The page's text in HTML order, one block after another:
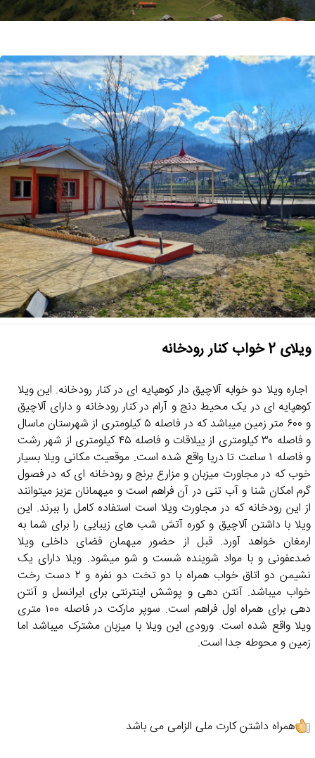
ویلای 2 خواب کنار رودخانه
اجاره ویلا دو خوابه آلاچیق دار کوهپایه ای در کنار رودخانه. این ویلا
کوهپایه ای در یک محیط دنج و آرام در کنار رودخانه و دارای آلاچیق
و ۶۰۰ متر زمین میباشد که در فاصله ۵ کیلومتری از شهرستان ماسال
و فاصله ۳۰ کیلومتری از ییلاقات و فاصله ۴۵ کیلومتری از شهر رشت
و فاصله ۱ ساعت تا دریا واقع شده است. موقعیت مکانی ویلا بسیار
خوب که در مجاورت میزبان و مزارع برنج و رودخانه ای که در فصول
گرم امکان شنا و آب تنی در آن فراهم است و میهمانان عزیز میتوانند
از این رودخانه که در مجاورت ویلا است استفاده کامل را ببرند. این
ویلا با داشتن آلاچیق و کوره آتش شب های زیبایی را برای شما به
ارمغان خواهد آورد. قبل از حضور میهمان فضای داخلی ویلا
ضدعفونی و با مواد شوینده شست و شو میشود. ویلا دارای یک
نشیمن دو اتاق خواب همراه با دو تخت دو نفره و ۲ دست رخت
خواب میباشد. آنتن دهی و پوشش اینترنتی برای ایرانسل و آنتن
دهی برای همراه اول فراهم است. سوپر مارکت در فاصله ۱۰۰ متری
ویلا واقع شده است. ورودی این ویلا با میزبان مشترک میباشد اما
زمین و محوطه جدا است.
همراه داشتن کارت ملی الزامی می باشد